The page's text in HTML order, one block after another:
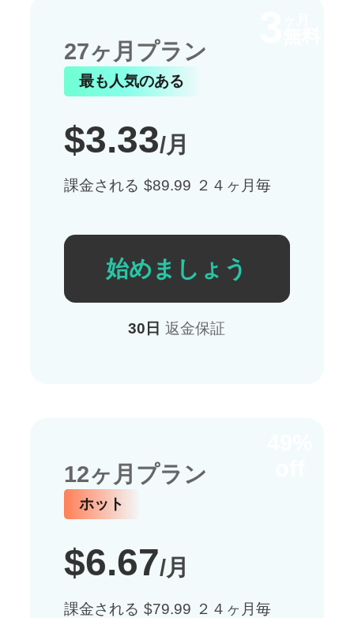
27ヶ月プラン
最も人気のある
$3.33/月
課金される $89.99 ２４ヶ月毎
始めましょう
30日 返金保証
12ヶ月プラン
ホット
$6.67/月
課金される $79.99 ２４ヶ月毎